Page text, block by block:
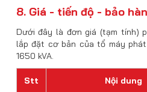
8. Giá - tiến độ - bảo
Dưới đây là đơn giá (tạm tính)
lắp đặt cơ bản của tổ máy phát
1650 kVA.
Stt Nội dung